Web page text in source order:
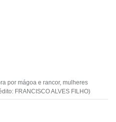
por mágoa e rancor, mulheres
FRANCISCO ALVES FILHO)